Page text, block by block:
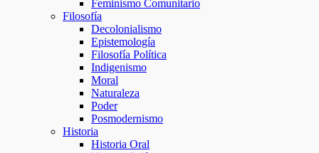
Feminismo Comunitario
Filosofía
Decolonialismo
Epistemología
Filosofía Política
Indigenismo
Moral
Naturaleza
Poder
Posmodernismo
Historia
Historia Oral